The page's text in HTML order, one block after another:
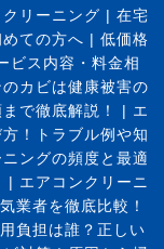
リーニング | 在宅
めての方へ | 低価格
ビス内容・料金相
カビは健康被害の
で徹底解説！
| エ
！トラブル例や知
ングの頻度と最適
| エアコンクリーニ
業者を徹底比較！
負担は誰？正しい